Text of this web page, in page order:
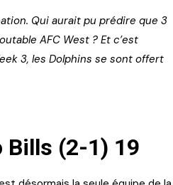
Qui aurait pu prédire que 3
AFC West ? Et c’est
3, les Dolphins se sont offert
Bills (2-1) 19